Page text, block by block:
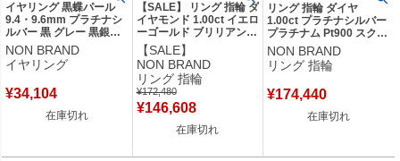
イヤリング 黒蝶パール
9.4・9.6mm プラチナシ
ルバー 黒 グレー 黒銀色
1粒 1P ネジバネ式 【中
古】
NON BRAND
イヤリング
¥34,104
在庫切れ
【SALE】 リング 指輪 ダ
イヤモンド 1.00ct イエロ
ーゴールド ブリリアント
カット 18K 750 YG フラ
ワーモチーフ 11号 【中
古】
【SALE】
NON BRAND
リング 指輪
¥172,480
¥146,608
在庫切れ
リング 指輪 ダイヤ
1.00ct プラチナシルバー
プラチナム Pt900 スクエ
アカット 5P 5石 5粒 一文
字リング 造幣局検定マー
ク 12.5号 【中古】
NON BRAND
リング 指輪
¥174,440
在庫切れ